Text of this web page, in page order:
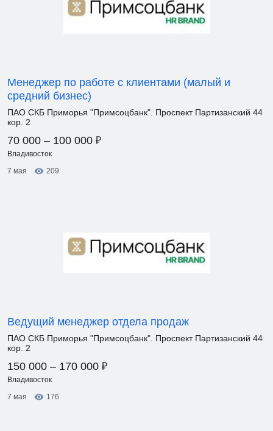
Менеджер по работе с клиентами (малый и
средний бизнес)
ПАО СКБ Приморья "Примсоцбанк". Проспект Партизанский 44
кор. 2
70 000 – 100 000 ₽
Владивосток
7 мая
209
Ведущий менеджер отдела продаж
ПАО СКБ Приморья "Примсоцбанк". Проспект Партизанский 44
кор. 2
150 000 – 170 000 ₽
Владивосток
7 мая
176